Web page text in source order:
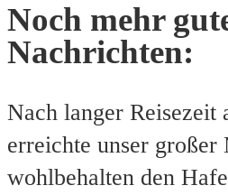
Noch mehr
Nachrichten:
Nach langer Reisezeit
erreichte unser
wohlbehalten den